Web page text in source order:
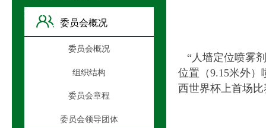
“人墙定位喷雾
位置（9.15米外）
西世界杯上首场
文章详情页
委员会概况
委员会概况
组织结构
委员会章程
委员会领导团体